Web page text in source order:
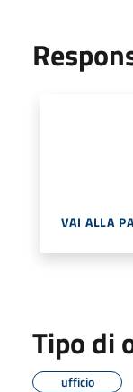
VAI ALLA
Tipo di
ufficio